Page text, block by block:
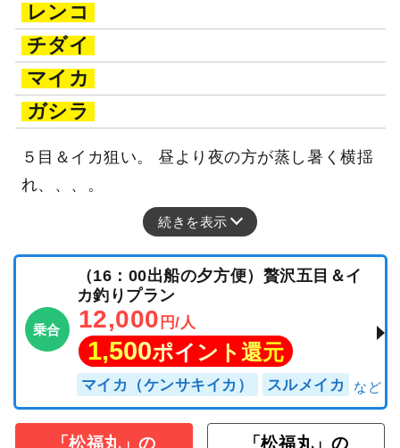
レンコ
チダイ
マイカ
ガシラ
５目＆イカ狙い。 昼より夜の方が蒸し暑く横揺
れ、、、。
続きを表示
乗合
（16：00出船の夕方便）贅沢五目＆イ
カ釣りプラン
12,000 円/人
1,500ポイント還元
マイカ（ケンサキイカ） スルメイカ
「松福丸」の 「松福丸」の